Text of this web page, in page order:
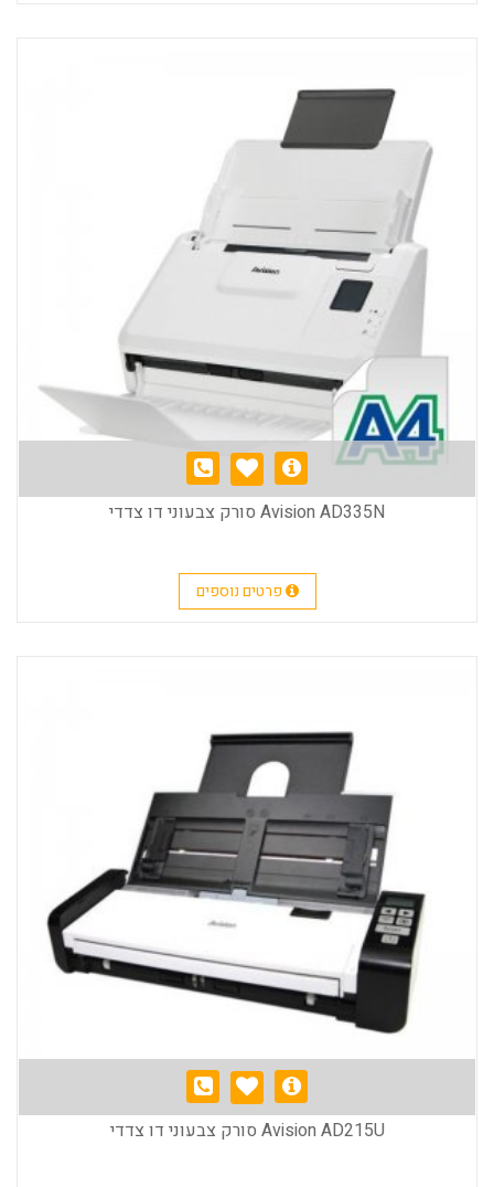
Avision AD335N סורק צבעוני דו צדדי
פרטים נוספים
Avision AD215U סורק צבעוני דו צדדי